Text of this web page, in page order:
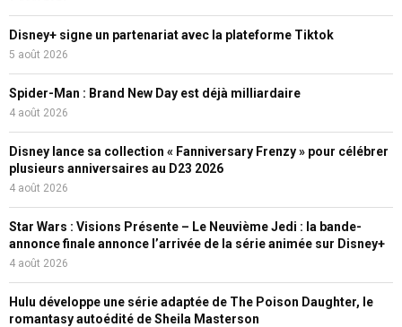
Disney+ signe un partenariat avec la plateforme Tiktok
5 août 2026
Spider-Man : Brand New Day est déjà milliardaire
4 août 2026
Disney lance sa collection « Fanniversary Frenzy » pour célébrer
plusieurs anniversaires au D23 2026
4 août 2026
Star Wars : Visions Présente – Le Neuvième Jedi : la bande-
annonce finale annonce l’arrivée de la série animée sur Disney+
4 août 2026
Hulu développe une série adaptée de The Poison Daughter, le
romantasy autoédité de Sheila Masterson